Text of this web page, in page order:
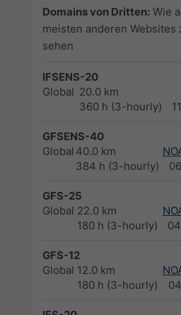
Domains von Dritten: Wie
meisten anderen Websites
sehen
IFSENS-20
Global 20.0 km
360 h (3-hourly)
GFSENS-40
Global 40.0 km
384 h (3-hourly)
GFS-25
Global 22.0 km
180 h (3-hourly)
GFS-12
Global 12.0 km
180 h (3-hourly)